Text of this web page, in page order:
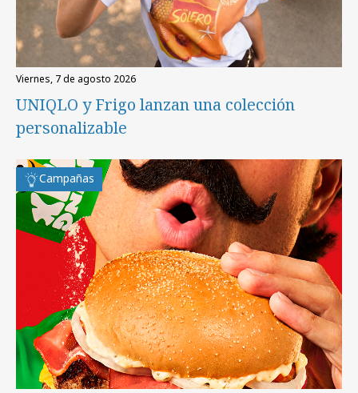
viernes, 7 de agosto 2026
UNIQLO y Frigo lanzan una colección
personalizable
Campañas